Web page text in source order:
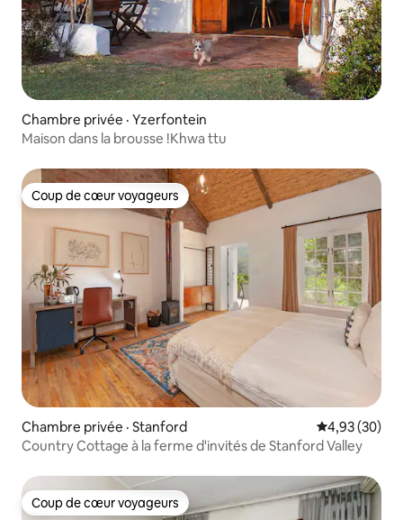
Chambre privée · Yzerfontein
Maison dans la brousse !Khwa ttu
Coup de cœur voyageurs
Coup de cœur voyageurs
Chambre privée · Stanford Note
4,93 (30)
Country Cottage à la ferme d'invités de Stanford Valley
Coup de cœur voyageurs
Coup de cœur voyageurs